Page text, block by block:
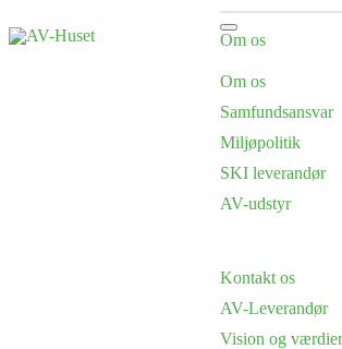
Om os
Om os
Samfundsansvar
Miljøpolitik
SKI leverandør
AV-udstyr
Kontakt os
AV-Leverandør
Vision og værdier